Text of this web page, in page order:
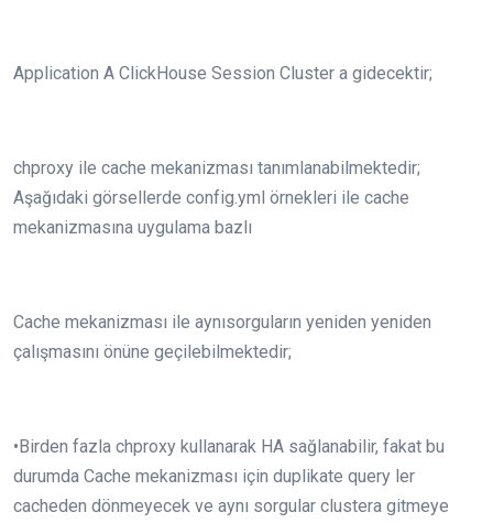
Application A ClickHouse Session Cluster a gidecektir;
chproxy ile cache mekanizması tanımlanabilmektedir;
Aşağıdaki görsellerde config.yml örnekleri ile cache
mekanizmasına uygulama bazlı
Cache mekanizması ile aynısorguların yeniden yeniden
çalışmasını önüne geçilebilmektedir;
•Birden fazla chproxy kullanarak HA sağlanabilir, fakat bu
durumda Cache mekanizması için duplikate query ler
cacheden dönmeyecek ve aynı sorgular clustera gitmeye